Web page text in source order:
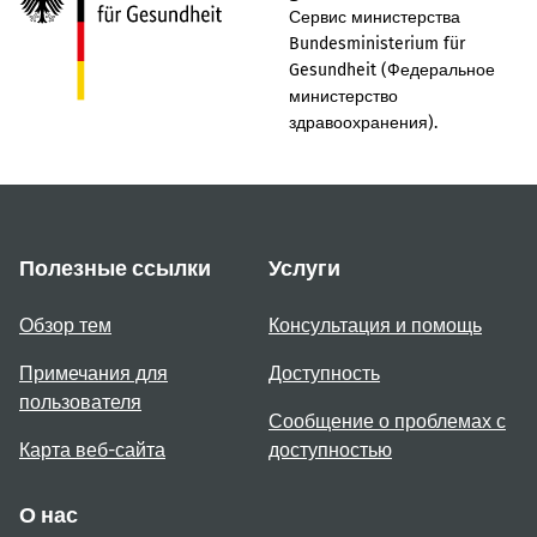
Сервис министерства
Bundesministerium für
Gesundheit (Федеральное
министерство
здравоохранения).
Полезные ссылки
Обзор тем
Примечания для
пользователя
Карта веб-сайта
Услуги
Консультация и помощь
Доступность
Сообщение о проблемах с
доступностью
О нас